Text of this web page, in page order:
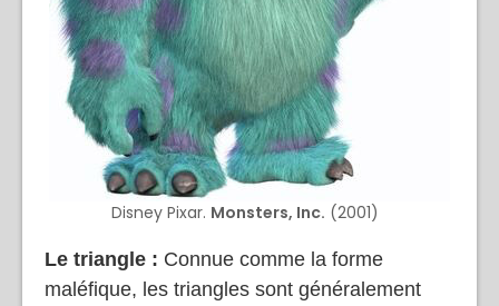
Disney Pixar. Monsters, Inc. (2001)
Le triangle : Connue comme la forme
maléfique, les triangles sont généralement